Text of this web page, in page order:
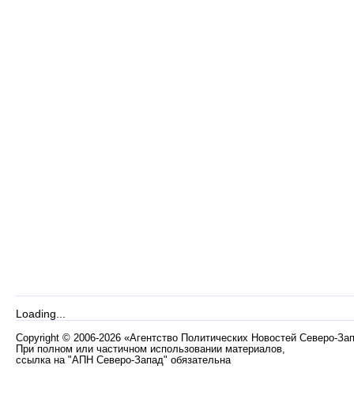
Loading...
Copyright © 2006-2026 «Агентство Политических Новостей Северо-
При полном или частичном использовании материалов,
ссылка на "АПН Северо-Запад" обязательна